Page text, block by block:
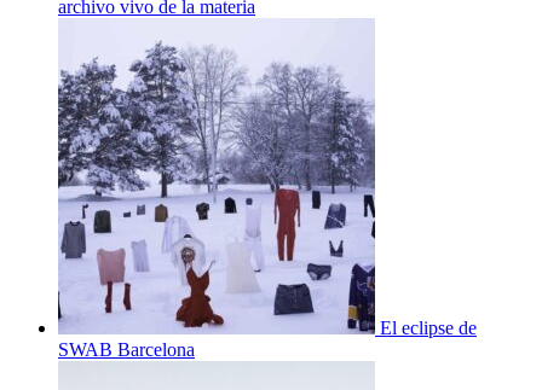
archivo vivo de la materia
El eclipse de
SWAB Barcelona